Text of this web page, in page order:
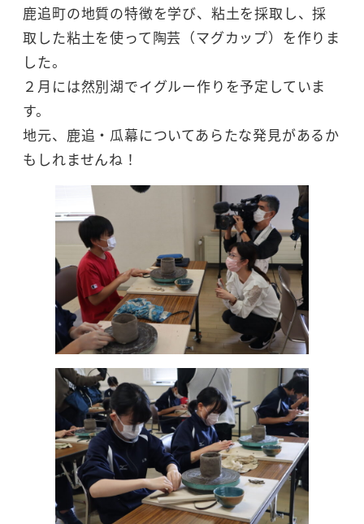
鹿追町の地質の特徴を学び、粘土を採取し、採
取した粘土を使って陶芸（マグカップ）を作りま
した。
２月には然別湖でイグルー作りを予定していま
す。
地元、鹿追・瓜幕についてあらたな発見があるか
もしれませんね！